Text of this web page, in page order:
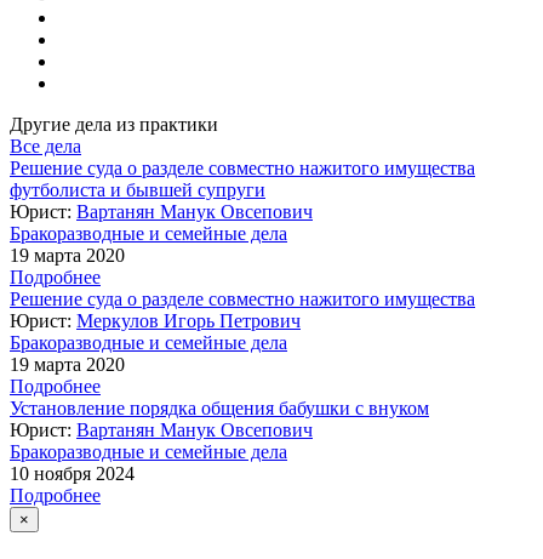
Другие дела из практики
Все дела
Решение суда о разделе совместно нажитого имущества
футболиста и бывшей супруги
Юрист: Вартанян Манук Овсепович
Бракоразводные и семейные дела
19 марта 2020
Подробнее
Решение суда о разделе совместно нажитого имущества
Юрист: Меркулов Игорь Петрович
Бракоразводные и семейные дела
19 марта 2020
Подробнее
Установление порядка общения бабушки с внуком
Юрист: Вартанян Манук Овсепович
Бракоразводные и семейные дела
10 ноября 2024
Подробнее
×